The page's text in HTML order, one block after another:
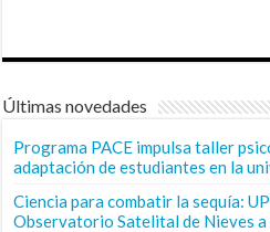
Últimas novedades
Programa PACE impulsa taller
adaptación de estudiantes en la
Ciencia para combatir la sequía:
Observatorio Satelital de Nieves a